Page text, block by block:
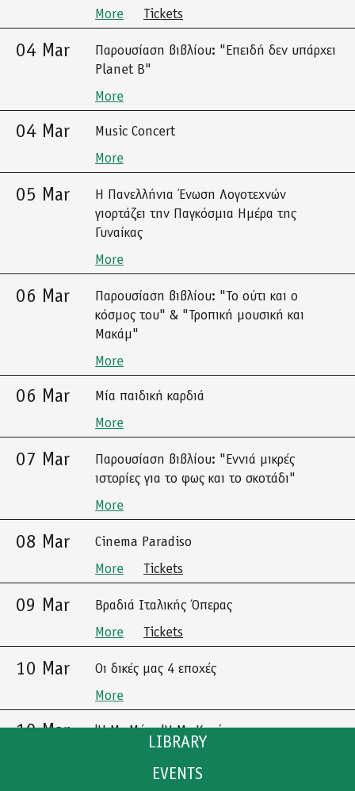
LIBRARY
CATALOGUE
EVENTS
More
Tickets
04 Mar
Παρουσίαση βιβλίου: "Επειδή δεν υπάρχει
Planet B"
More
04 Mar
Music Concert
More
05 Mar
Η Πανελλήνια Ένωση Λογοτεχνών
γιορτάζει την Παγκόσμια Ημέρα της
Γυναίκας
More
06 Mar
Παρουσίαση βιβλίου: "Το ούτι και ο
κόσμος του" & "Τροπική μουσική και
Μακάμ"
More
06 Mar
Μία παιδική καρδιά
More
07 Mar
Παρουσίαση βιβλίου: "Εννιά μικρές
ιστορίες για το φως και το σκοτάδι"
More
08 Mar
Cinema Paradiso
More
Tickets
09 Mar
Βραδιά Ιταλικής Όπερας
More
Tickets
10 Mar
Οι δικές μας 4 εποχές
More
10 Mar
'Η Με Μένα 'Η Με Καμία